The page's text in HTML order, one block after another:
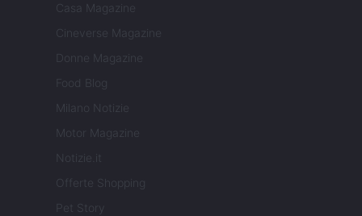
Casa Magazine
Cineverse Magazine
Donne Magazine
Food Blog
Milano Notizie
Motor Magazine
Notizie.it
Offerte Shopping
Pet Story